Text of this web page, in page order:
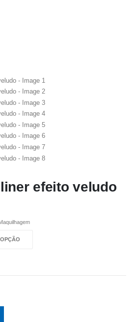
efeito veludo